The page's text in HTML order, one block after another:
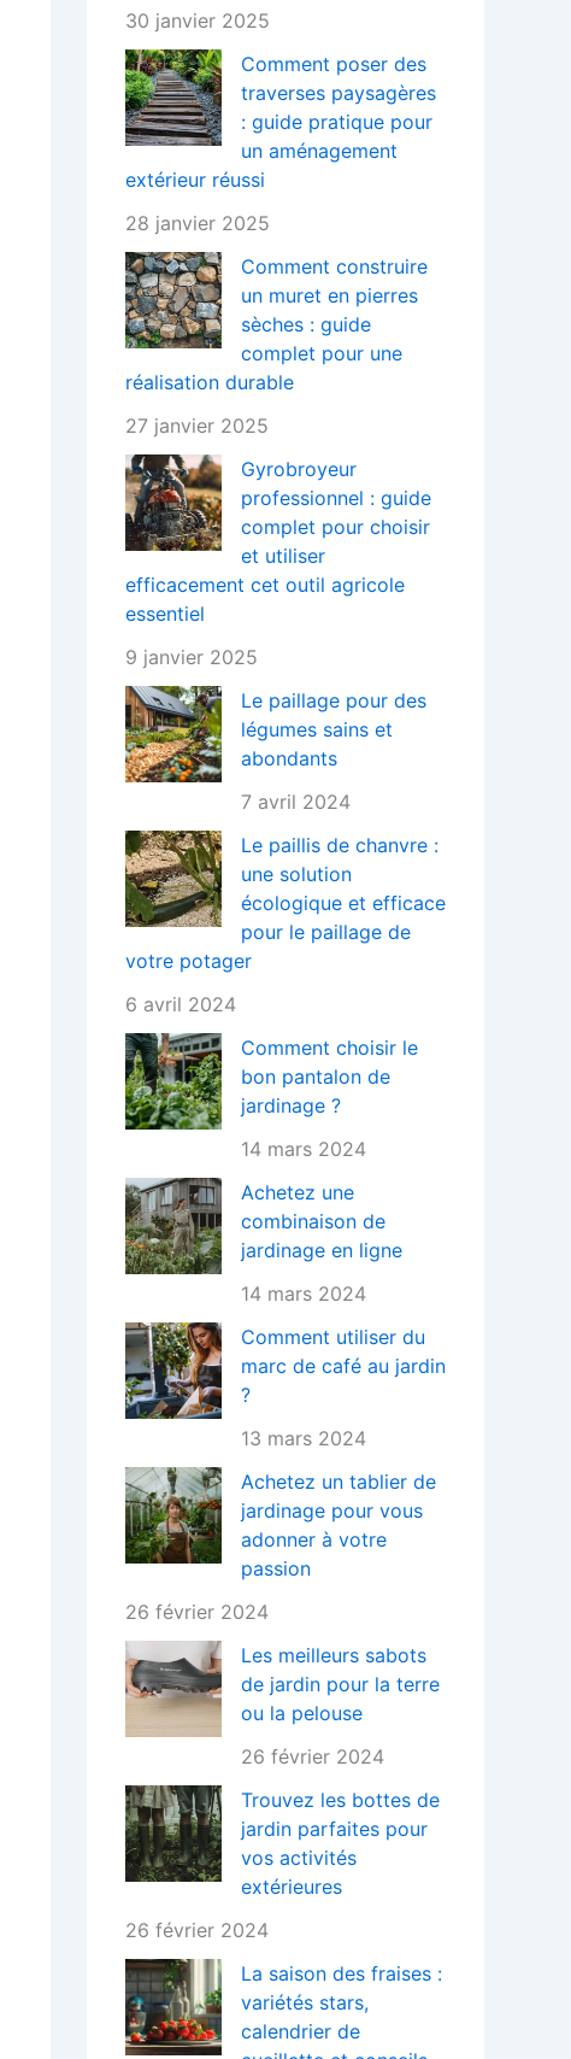
30 janvier 2025
Comment poser des
traverses paysagères
: guide pratique pour
un aménagement
extérieur réussi
28 janvier 2025
Comment construire
un muret en pierres
sèches : guide
complet pour une
réalisation durable
27 janvier 2025
Gyrobroyeur
professionnel : guide
complet pour choisir
et utiliser
efficacement cet outil agricole
essentiel
9 janvier 2025
Le paillage pour des
légumes sains et
abondants
7 avril 2024
Le paillis de chanvre :
une solution
écologique et efficace
pour le paillage de
votre potager
6 avril 2024
Comment choisir le
bon pantalon de
jardinage ?
14 mars 2024
Achetez une
combinaison de
jardinage en ligne
14 mars 2024
Comment utiliser du
marc de café au jardin
?
13 mars 2024
Achetez un tablier de
jardinage pour vous
adonner à votre
passion
26 février 2024
Les meilleurs sabots
de jardin pour la terre
ou la pelouse
26 février 2024
Trouvez les bottes de
jardin parfaites pour
vos activités
extérieures
26 février 2024
La saison des fraises :
variétés stars,
calendrier de